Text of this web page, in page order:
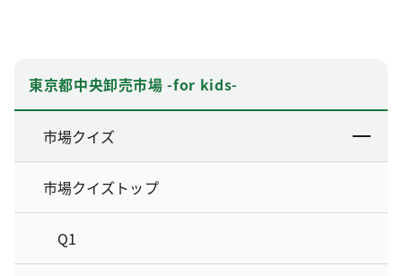
東京都中央卸売市場 -for kids-
市場クイズ
市場クイズトップ
Q1